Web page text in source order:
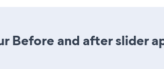
Before and after slider